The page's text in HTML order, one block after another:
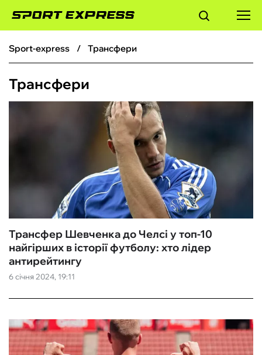
ФУТБОЛ
БАСКЕТБОЛ
ТЕНІС
КІБЕРСПОРТ
ЧС-2026
ФУТЗАЛ
ІНШІ
БУКМЕКЕРИ
sport-express Трансфери
Трансфери
6 січня 2024, 19:11
Трансфер Шевченка до Челсі у топ-10
найгірших в історії футболу: хто лідер
антирейтингу